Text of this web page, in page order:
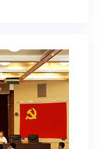
教育，以
展，学校
水平。田
学习教
稳定各项
纪学习教